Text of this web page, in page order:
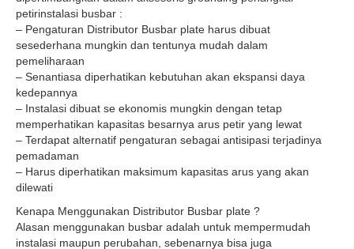
petirinstalasi busbar :
– Pengaturan Distributor Busbar plate harus dibuat
sesederhana mungkin dan tentunya mudah dalam
pemeliharaan
– Senantiasa diperhatikan kebutuhan akan ekspansi daya
kedepannya
– Instalasi dibuat se ekonomis mungkin dengan tetap
memperhatikan kapasitas besarnya arus petir yang lewat
– Terdapat alternatif pengaturan sebagai antisipasi terjadinya
pemadaman
– Harus diperhatikan maksimum kapasitas arus yang akan
dilewati
Kenapa Menggunakan Distributor Busbar plate ?
Alasan menggunakan busbar adalah untuk mempermudah
instalasi maupun perubahan, sebenarnya bisa juga